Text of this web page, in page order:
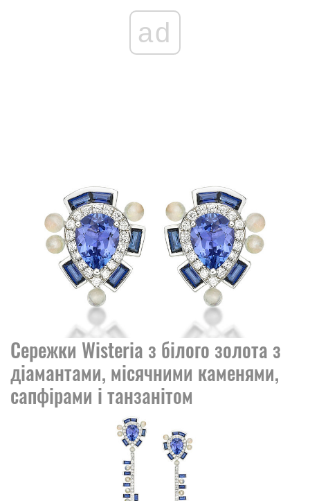
ad
Сережки Wisteria з білого золота з
діамантами, місячними каменями,
сапфірами і танзанітом